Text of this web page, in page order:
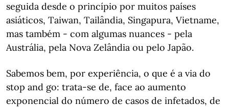
seguida desde o princípio por muitos países
asiáticos, Taiwan, Tailândia, Singapura, Vietname,
mas também - com algumas nuances - pela
Austrália, pela Nova Zelândia ou pelo Japão.
Sabemos bem, por experiência, o que é a via do
stop and go: trata-se de, face ao aumento
exponencial do número de casos de infetados, de